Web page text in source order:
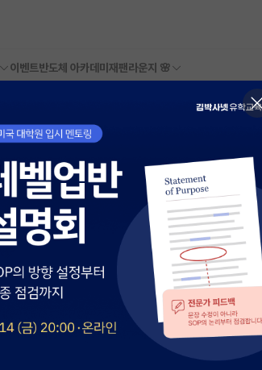
이벤트반도체 아카데미 재팬라운지 🌸
스크랩